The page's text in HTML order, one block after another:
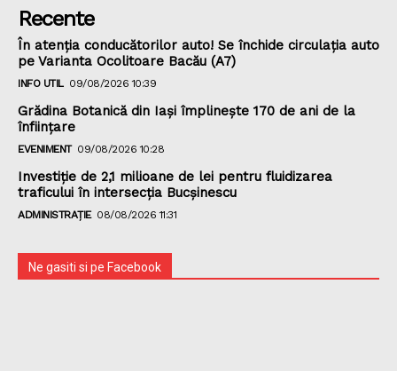
Recente
În atenția conducătorilor auto! Se închide circulația auto
pe Varianta Ocolitoare Bacău (A7)
INFO UTIL 09/08/2026 10:39
Grădina Botanică din Iaşi împlineşte 170 de ani de la
înfiinţare
EVENIMENT 09/08/2026 10:28
Investiție de 2,1 milioane de lei pentru fluidizarea
traficului în intersecția Bucșinescu
ADMINISTRAȚIE 08/08/2026 11:31
Ne gasiti si pe Facebook